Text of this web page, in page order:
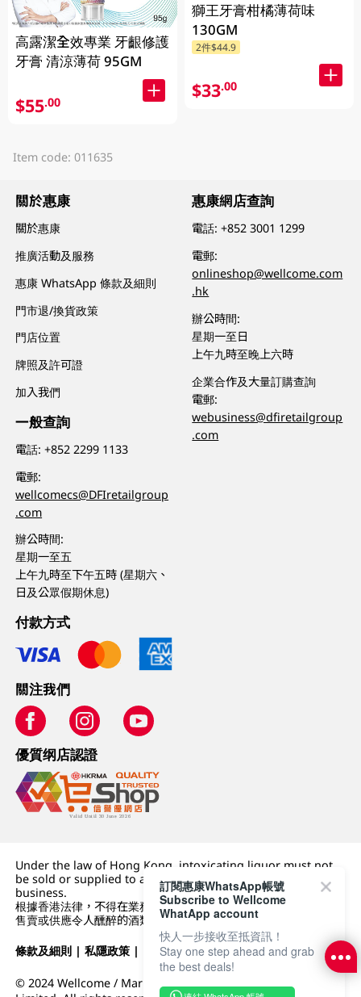
高露潔全效專業 牙齦修護
牙膏 清涼薄荷 95GM
$55.00
獅王牙膏柑橘薄荷味
130GM
2件$44.9
$33.00
Item code: 011635
關於惠康
關於惠康
推廣活動及服務
惠康 WhatsApp 條款及細則
門市退/換貨政策
門店位置
牌照及許可證
加入我們
一般查詢
電話:+852 2299 1133
電郵:
wellcomecs@DFIretailgroup
.com
辦公時間:
星期一至五
上午九時至下午五時 (星期六、
日及公眾假期休息)
惠康網店查詢
電話:+852 3001 1299
電郵:
onlineshop@wellcome.com
.hk
辦公時間:
星期一至日
上午九時至晚上六時
企業合作及大量訂購查詢
電郵:
webusiness@dfiretailgroup
.com
付款方式
關注我們
優質纲店認證
Under the law of Hong Kong, intoxicating liquor must not
be sold or supplied to a minor (under 18) in the course of
business.
根據香港法律，不得在業務過程中，向未成年人 (18 歲以下人士)
售賣或供應令人醺醉的酒類。
條款及細則 |私隱政策 | DFI零售集團
© 2024 Wellcome / Market Place. The Dairy Farm Company
訂閱惠康WhatsApp帳號
Subscribe to Wellcome
WhatApp account
快人一步接收至抵資訊！
Stay one step ahead and grab
the best deals!